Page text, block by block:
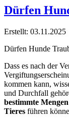
Dürfen
Erstellt: 03.11.2025
Dürfen Hunde
Dass es nach der
kommen kann,
und Durchfall
bestimmte
Tieres führen